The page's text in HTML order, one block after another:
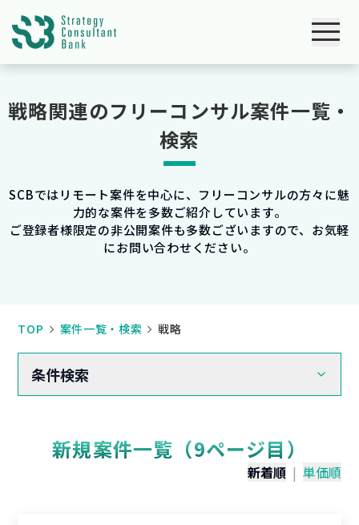
戦略関連のフリーコンサル案件一覧・
検索
SCBではリモート案件を中心に、フリーコンサルの方々に魅
力的な案件を多数ご紹介しています。
ご登録者様限定の非公開案件も多数ございますので、お気軽
にお問い合わせください。
TOP 案件一覧・検索 戦略
条件検索
新規案件一覧（9ページ目）
新着順 | 単価順